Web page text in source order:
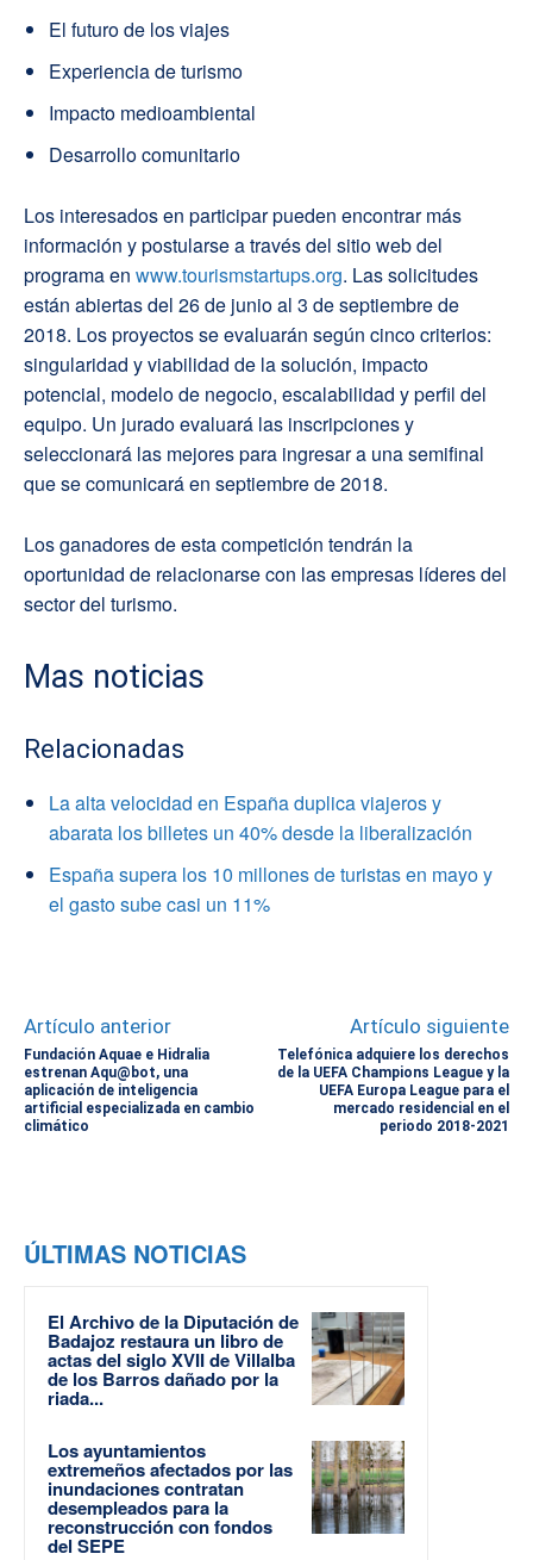
El futuro de los viajes
Experiencia de turismo
Impacto medioambiental
Desarrollo comunitario
Los interesados en participar pueden encontrar más
información y postularse a través del sitio web del
programa en www.tourismstartups.org. Las solicitudes
están abiertas del 26 de junio al 3 de septiembre de
2018. Los proyectos se evaluarán según cinco criterios:
singularidad y viabilidad de la solución, impacto
potencial, modelo de negocio, escalabilidad y perfil del
equipo. Un jurado evaluará las inscripciones y
seleccionará las mejores para ingresar a una semifinal
que se comunicará en septiembre de 2018.
Los ganadores de esta competición tendrán la
oportunidad de relacionarse con las empresas líderes del
sector del turismo.
Mas noticias
Relacionadas
La alta velocidad en España duplica viajeros y
abarata los billetes un 40% desde la liberalización
España supera los 10 millones de turistas en mayo y
el gasto sube casi un 11%
Artículo anterior
Fundación Aquae e Hidralia
estrenan Aqu@bot, una
aplicación de inteligencia
artificial especializada en cambio
climático
Artículo siguiente
Telefónica adquiere los derechos
de la UEFA Champions League y la
UEFA Europa League para el
mercado residencial en el
periodo 2018-2021
ÚLTIMAS NOTICIAS
El Archivo de la Diputación de
Badajoz restaura un libro de
actas del siglo XVII de Villalba
de los Barros dañado por la
riada...
Los ayuntamientos
extremeños afectados por las
inundaciones contratan
desempleados para la
reconstrucción con fondos
del SEPE